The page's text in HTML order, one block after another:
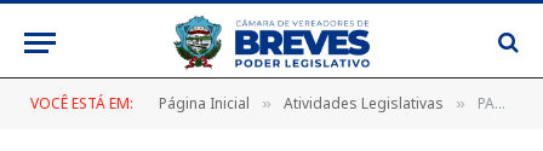
VOCÊ ESTÁ EM: Página Inicial » Atividades Legislativas » PAUTA DA 21ª SESSÃO ORDINÁRIA, DE 26 DE ABRIL DE 2019